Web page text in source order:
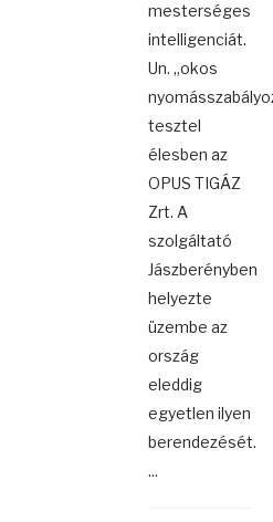
mesterséges
intelligenciát.
Un. „okos
tesztel
élesben az
OPUS TIGÁZ
Zrt. A
szolgáltató
Jászberényben
helyezte
üzembe az
ország
eleddig
egyetlen ilyen
berendezését.
...